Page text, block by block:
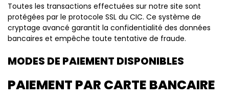
Toutes les transactions effectuées sur notre site sont
protégées par le protocole SSL du CIC. Ce système de
cryptage avancé garantit la confidentialité des données
bancaires et empêche toute tentative de fraude.
MODES DE PAIEMENT DISPONIBLES
PAIEMENT PAR CARTE BANCAIRE